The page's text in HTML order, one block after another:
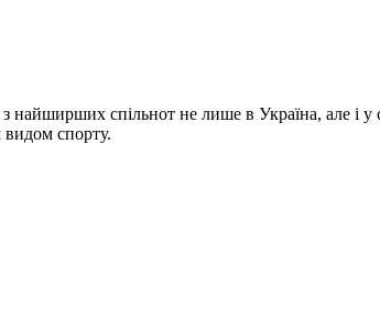
спільнот не лише в Україна, але і у
видом спорту.